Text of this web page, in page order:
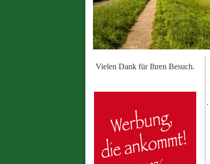
Vielen Dank für Ihren Besuch.